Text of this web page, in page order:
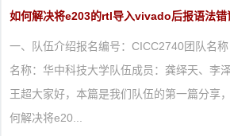
如何解决将e203的rtl导入vivado后报语法错
一、队伍介绍报名编号：CICC2740团队名
名称：华中科技大学队伍成员：龚绎天、李
王超大家好，本篇是我们队伍的第一篇分享
何解决将e20...